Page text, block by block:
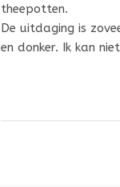
theepotten.
De uitdaging is
en donker. Ik kan